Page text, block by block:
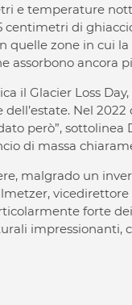
e temperature
centimetri di
quelle zone in cui
assorbono ancora
il Glacier Loss
Nel
però”,
di massa
malgrado un
forte
impressionanti,